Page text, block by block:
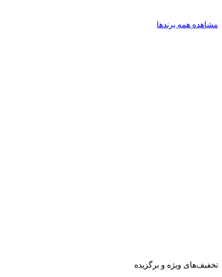
مشاهده همه برندها
تخفیف‌های ویژه و برگزیده